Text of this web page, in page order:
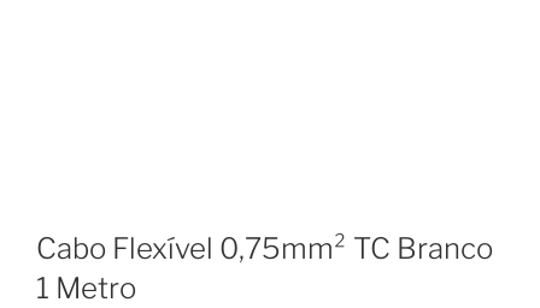
Cabo Flexível 0,75mm² TC Branco
1 Metro